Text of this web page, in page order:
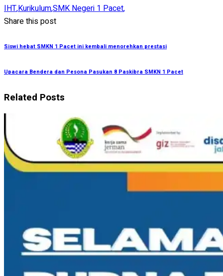
IHT,Kurikulum,SMK Negeri 1 Pacet,
Share this post
Siswi hebat SMKN 1 Pacet ini kembali menorehkan prestasi
Upacara Bendera dan Pesona Pasukan 8 Paskibra SMKN 1 Pacet
Related Posts